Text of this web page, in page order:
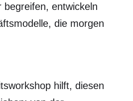
begreifen, entwickeln
die morgen
hilft, diesen